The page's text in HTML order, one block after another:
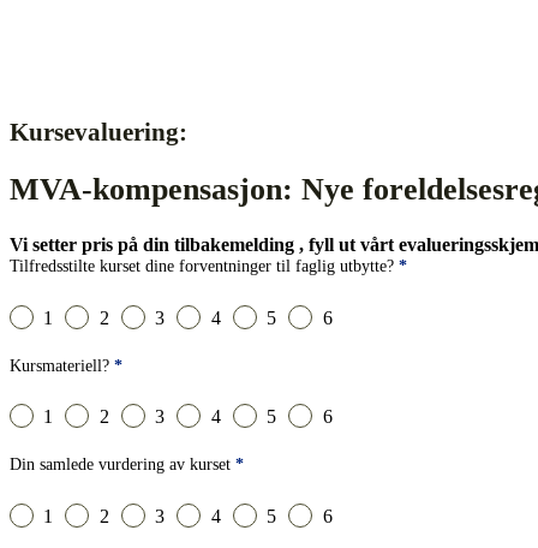
Kursevaluering:
MVA-kompensasjon: Nye
Vi setter pris på din tilbakemelding , fyll ut vårt
Kursets innhold
Tilfredsstilte kurset dine forventninger til faglig utbytte? *
1 2 3 4 5 6
Kursmateriell? *
1 2 3 4 5 6
Din samlede vurdering av kurset *
1 2 3 4 5 6